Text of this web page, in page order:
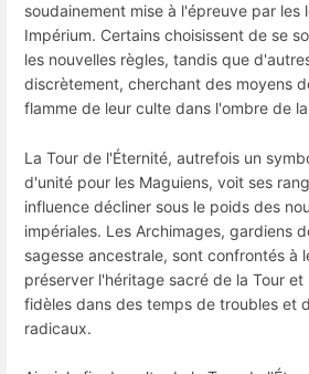
soudainement mise à l'épreuve par les
Impérium. Certains choisissent de se
les nouvelles règles, tandis que
discrètement, cherchant des moyens
flamme de leur culte dans l'ombre de
La Tour de l'Éternité, autrefois un
d'unité pour les Maguiens, voit ses
influence décliner sous le poids des
impériales. Les Archimages, gardiens
sagesse ancestrale, sont confrontés à
préserver l'héritage sacré de la Tour
fidèles dans des temps de troubles et
radicaux.